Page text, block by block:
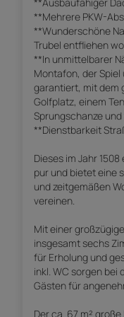
**Ausbaufähiger
**Mehrere PKW-
**Wunderschöne
Trubel entfliehen
**In unmittelbarer
Montafon, der Spiel
garantiert, mit dem
Golfplatz, einem
Sprungschanze
**Dienstbarkeit
Dieses im Jahr
pur und bietet eine
und zeitgemäßen
vereinen.
Mit einer
insgesamt sechs
für Erholung und
inkl. WC sorgen bei
Gästen für
Der ca. 67 m²